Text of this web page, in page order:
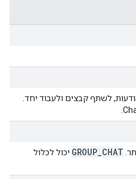
לשתף קבצים ולעבוד יחד.
GROUP CHAT
יכול לכלול